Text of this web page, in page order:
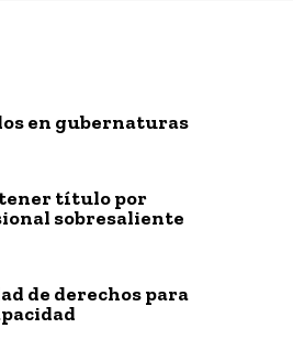
en gubernaturas
título por
sobresaliente
de derechos para